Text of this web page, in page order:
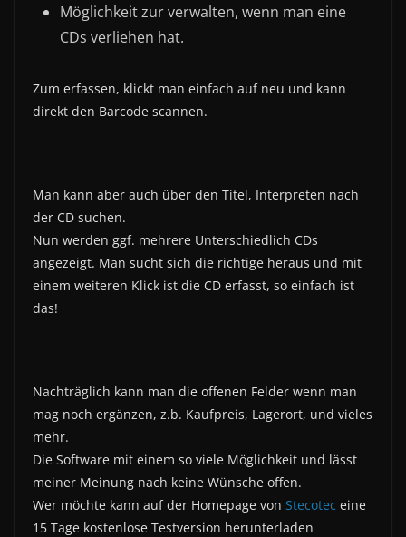
Möglichkeit zur verwalten, wenn man eine
CDs verliehen hat.
Zum erfassen, klickt man einfach auf neu und kann
direkt den Barcode scannen.
Man kann aber auch über den Titel, Interpreten nach
der CD suchen.
Nun werden ggf. mehrere Unterschiedlich CDs
angezeigt. Man sucht sich die richtige heraus und mit
einem weiteren Klick ist die CD erfasst, so einfach ist
das!
Nachträglich kann man die offenen Felder wenn man
mag noch ergänzen, z.b. Kaufpreis, Lagerort, und vieles
mehr.
Die Software mit einem so viele Möglichkeit und lässt
meiner Meinung nach keine Wünsche offen.
Wer möchte kann auf der Homepage von Stecotec eine
15 Tage kostenlose Testversion herunterladen